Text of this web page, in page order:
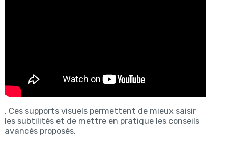
. Ces supports visuels permettent de mieux saisir
les subtilités et de mettre en pratique les conseils
avancés proposés.